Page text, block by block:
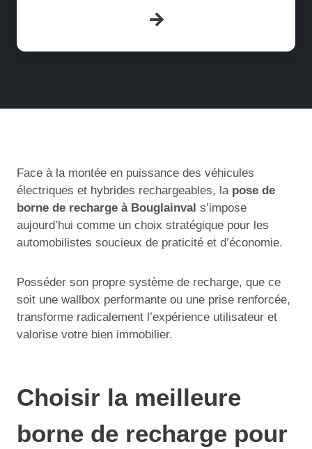
Face à la montée en puissance des véhicules
électriques et hybrides rechargeables, la pose de
borne de recharge à Bouglainval s’impose
aujourd’hui comme un choix stratégique pour les
automobilistes soucieux de praticité et d’économie.
Posséder son propre système de recharge, que ce
soit une wallbox performante ou une prise renforcée,
transforme radicalement l’expérience utilisateur et
valorise votre bien immobilier.
Choisir la meilleure
borne de recharge pour